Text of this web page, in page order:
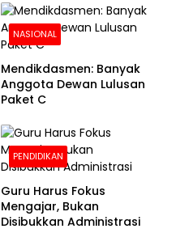
NASIONAL
Mendikdasmen: Banyak
Anggota Dewan Lulusan
Paket C
PENDIDIKAN
Guru Harus Fokus
Mengajar, Bukan
Disibukkan Administrasi